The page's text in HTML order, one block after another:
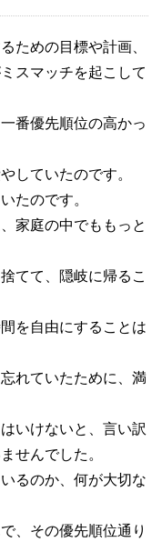
ための目標や計画、
スマッチを起こして
番優先順位の高かっ
していたのです。
たのです。
家庭の中でももっと
てて、隠岐に帰るこ
を自由にすることは
れていたために、満
いけないと、言い訳
せんでした。
るのか、何が大切な
、その優先順位通り